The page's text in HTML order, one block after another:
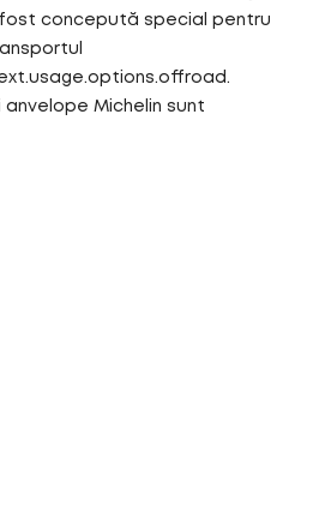
concepută special pentru
Michelin sunt